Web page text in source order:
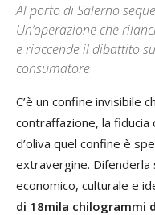
Al porto di Salerno
Un’operazione che
e riaccende il dibattito
consumatore
C’è un confine invisibile
contraffazione, la fiducia
d’oliva quel confine è
extravergine. Difenderla
economico, culturale e
di 18mila chilogrammi